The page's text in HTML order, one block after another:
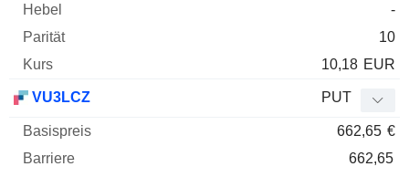
-
10
10,18 EUR
VU3LCZ PUT
662,65 €
662,65